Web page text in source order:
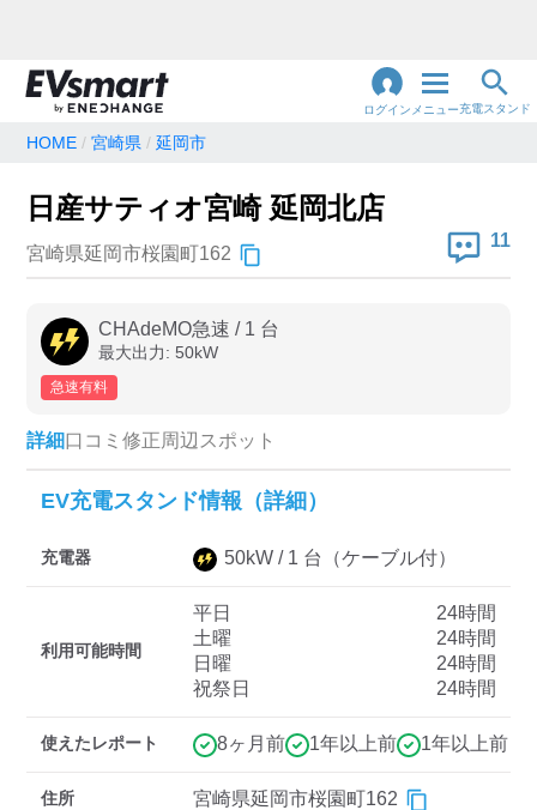
ログイン メニュー充電スタンド
地名・観光スポット・住所で検索
充電器の種類
急速充電器のみ表示
高速道路上のみ表示
認証システム
三菱ディーラーを表示
日産ディーラーを表示
示
充電器の出力
HOME 宮崎県 延岡市
日産サティオ宮崎 延岡北店
宮崎県延岡市桜園町162
11
CHAdeMO急速 / 1 台
最大出力: 50kW
急速有料
詳細口コミ 修正周辺スポット
EV充電スタンド情報（詳細）
充電器 50kW / 1 台 （ケーブル付）
利用可能時間
平日
24時間
土曜
24時間
日曜
24時間
祝祭日
24時間
使えたレポート 8ヶ月前 1年以上前 1年以上前
住所 宮崎県延岡市桜園町162